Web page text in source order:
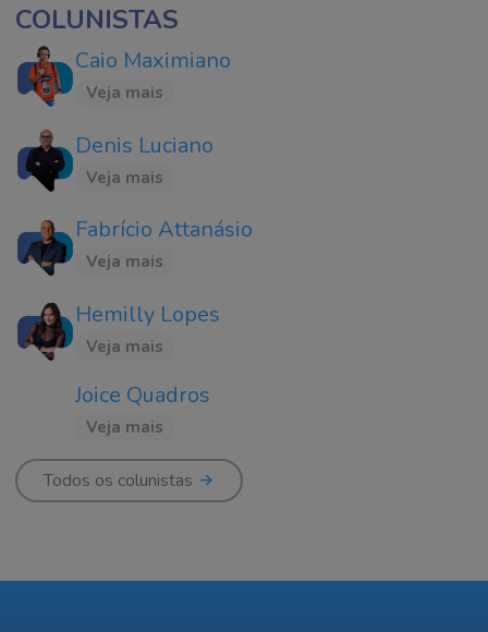
COLUNISTAS
Caio Maximiano
Veja mais
Denis Luciano
Veja mais
Fabrício Attanásio
Veja mais
Hemilly Lopes
Veja mais
Joice Quadros
Veja mais
Todos os colunistas